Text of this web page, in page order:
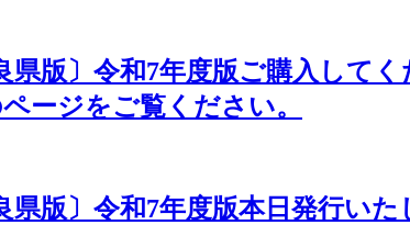
県版〕令和7年度版ご購入して
ージをご覧ください。
版〕令和7年度版本日発行いた